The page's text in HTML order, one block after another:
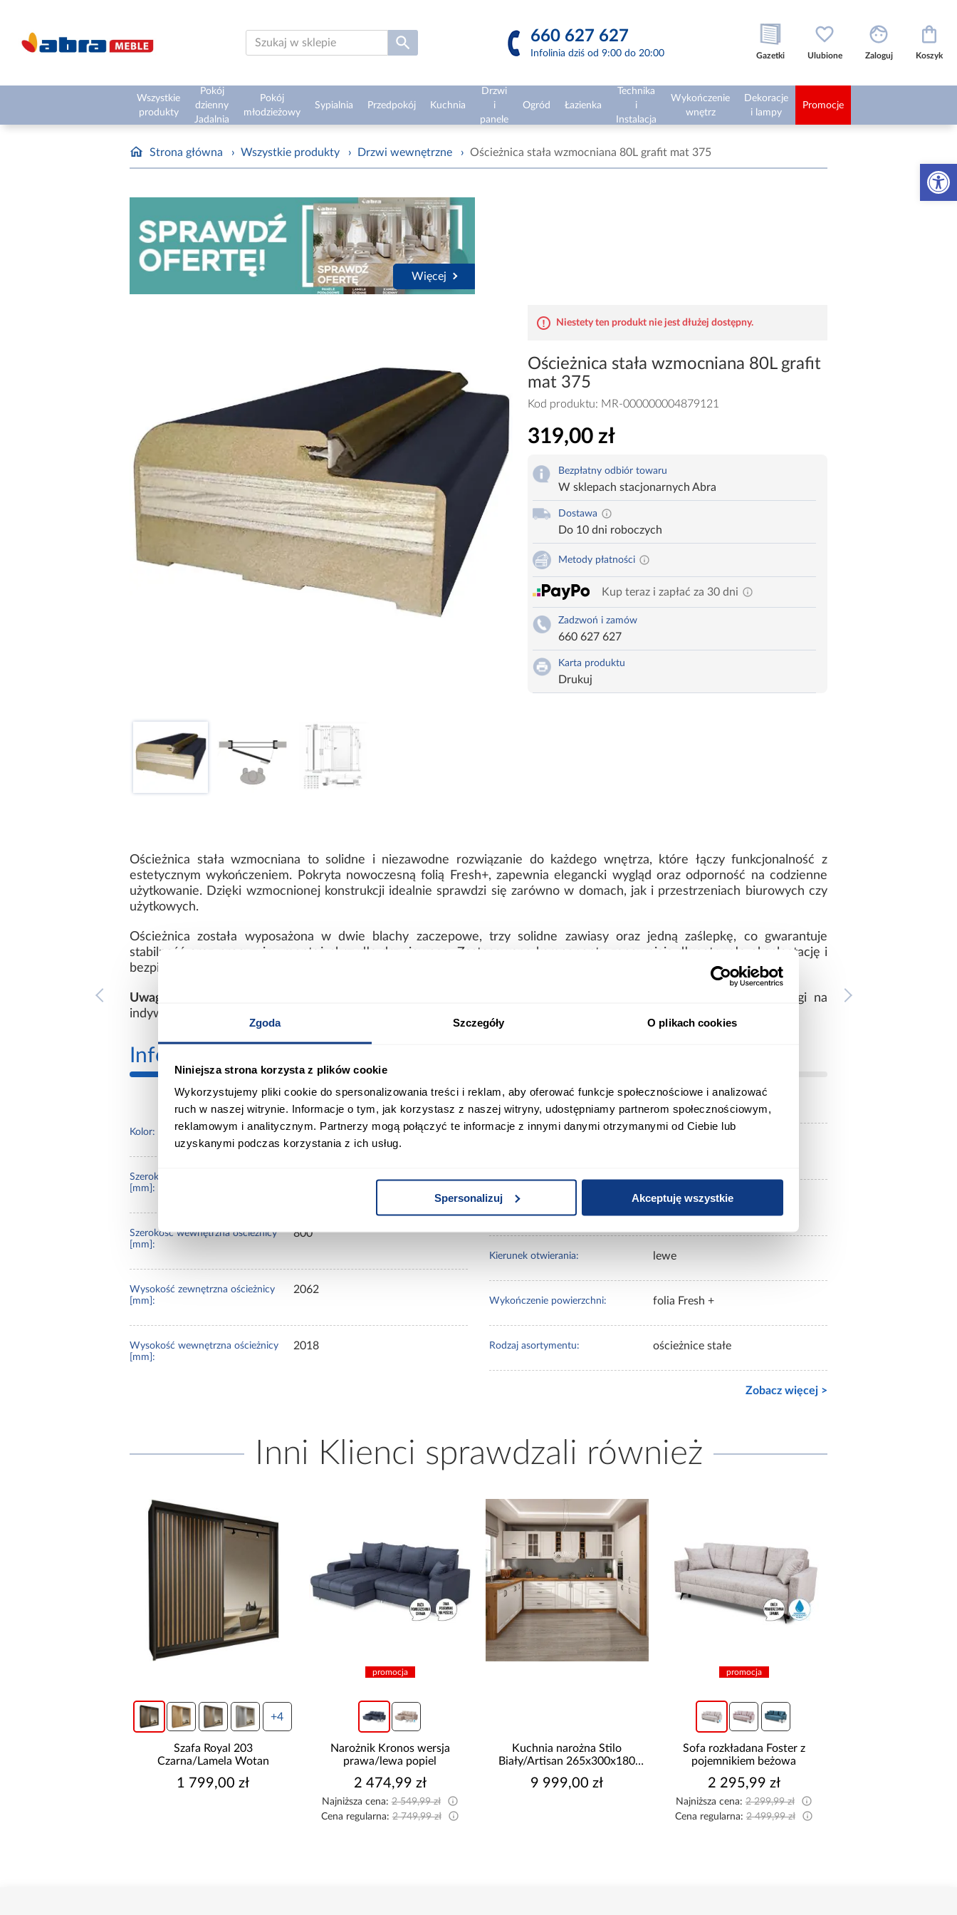
Zgoda Szczegóły O plikach cookies
Niniejsza strona korzysta z plików cookie
Wykorzystujemy pliki cookie do spersonalizowania treści i reklam, aby oferować funkcje społecznościowe i analizować
ruch w naszej witrynie. Informacje o tym, jak korzystasz z naszej witryny, udostępniamy partnerom społecznościowym,
reklamowym i analitycznym. Partnerzy mogą połączyć te informacje z innymi danymi otrzymanymi od Ciebie lub
uzyskanymi podczas korzystania z ich usług.
Spersonalizuj Akceptuję wszystkie
Otwórz
660 627 627
Infolinia dziś od 9:00 do 20:00 Gazetki Ulubione Zaloguj Koszyk
Wszystkie
produkty
Pokój
dzienny
Jadalnia
Pokój
młodzieżowy
Sypialnia Przedpokój Kuchnia
Drzwi
i
panele
Ogród Łazienka
Technika
i
Instalacja
Wykończenie
wnętrz
Dekoracje
i lampy
Promocje
Strona główna › Wszystkie produkty › Drzwi wewnętrzne › Ościeżnica stała wzmocniana 80L grafit mat 375
Więcej
Niestety ten produkt nie jest dłużej dostępny.
Ościeżnica stała wzmocniana 80L grafit
mat 375
Kod produktu: MR-000000004879121
319,00 zł
Bezpłatny odbiór towaru
W sklepach stacjonarnych Abra
Dostawa
Do 10 dni roboczych
Metody płatności
Kup teraz i zapłać za 30 dni
Zadzwoń i zamów
660 627 627
Karta produktu
Drukuj
Ościeżnica stała wzmocniana to solidne i niezawodne rozwiązanie do każdego wnętrza, które łączy funkcjonalność z
estetycznym wykończeniem. Pokryta nowoczesną folią Fresh+, zapewnia elegancki wygląd oraz odporność na codzienne
użytkowanie. Dzięki wzmocnionej konstrukcji idealnie sprawdzi się zarówno w domach, jak i przestrzeniach biurowych czy
użytkowych.
Ościeżnica została wyposażona w dwie blachy zaczepowe, trzy solidne zawiasy oraz jedną zaślepkę, co gwarantuje
stabilność oraz precyzyjny montaż skrzydła drzwiowego. Zastosowane komponenty zapewniają długotrwałą eksploatację i
bezpieczeństwo użytkowania.
Uwaga:
Kolorystyka prezentowana na stronie internetowej może nieznacznie różnić się od rzeczywistej z uwagi na
indywidualne ustawienia parametrów wyświetlania ekranu.
Informacje
Kolor: grafit mat
Szerokość zewnętrzna ościeżnicy
[mm]:
Szerokość wewnętrzna ościeżnicy
[mm]:
800
Wysokość zewnętrzna ościeżnicy
[mm]:
2062
Wysokość wewnętrzna ościeżnicy
[mm]:
2018
Minimalna wysokość otworu
montażowego [mm]:
2090
Kierunek otwierania: lewe
Wykończenie powierzchni: folia Fresh +
Rodzaj asortymentu: ościeżnice stałe
Zobacz więcej >
Inni Klienci sprawdzali również
+4
Szafa Royal 203
Czarna/Lamela Wotan
1 799,00 zł
promocja
Narożnik Kronos wersja
prawa/lewa popiel
2 474,99 zł
Najniższa cena:2 549,99 zł
Cena regularna:2 749,99 zł
Kuchnia narożna Stilo
Biały/Artisan 265x300x180
Cm
9 999,00 zł
promocja
Sofa rozkładana Foster z
pojemnikiem beżowa
2 295,99 zł
Najniższa cena:2 299,99 zł
Cena regularna:2 499,99 zł